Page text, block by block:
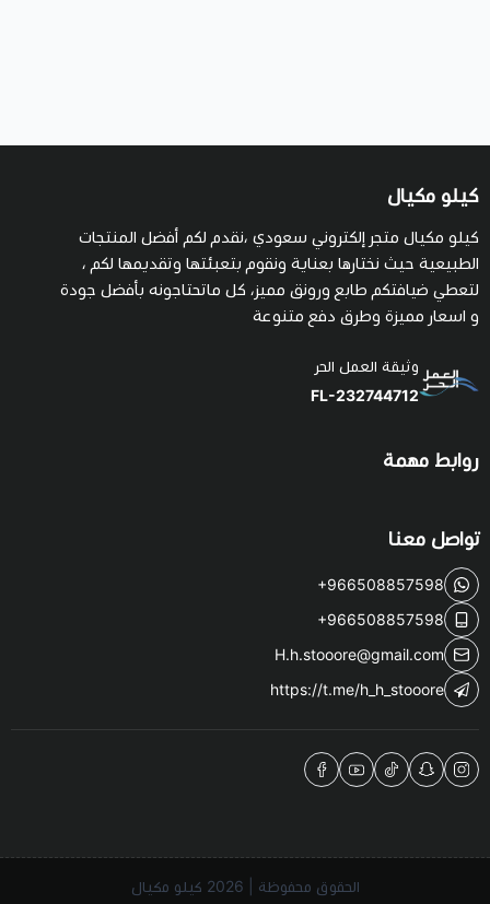
كيلو مكيال
كيلو مكيال متجر إلكتروني سعودي ،نقدم لكم أفضل المنتجات
الطبيعية حيث نختارها بعناية ونقوم بتعبئتها وتقديمها لكم ،
لتعطي ضيافتكم طابع ورونق مميز، كل ماتحتاجونه بأفضل جودة
و اسعار مميزة وطرق دفع متنوعة
وثيقة العمل الحر
FL-232744712
روابط مهمة
تواصل معنا
+966508857598
+966508857598
H.h.stooore@gmail.com
https://t.me/h_h_stooore
الحقوق محفوظة | 2026 كيلو مكيال